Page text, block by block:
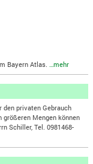
Bayern Atlas. …mehr
privaten Gebrauch
Mengen können
Schiller, Tel. 0981468-